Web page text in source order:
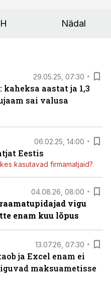
Nädal
29.05.25, 07:30
aastat ja 1,3
sai valusa
06.02.25, 14:00
Eestis
kasutavad firmamatjaid?
04.08.26, 08:00
vigu
enam kuu lõpus
13.07.26, 07:30
ja Excel enam ei
maksuametisse